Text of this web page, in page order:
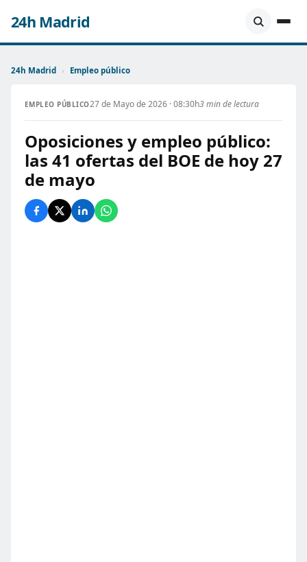
24h Madrid
24h Madrid › Empleo público
EMPLEO PÚBLICO27 de Mayo de 2026 · 08:30h3 min de lectura
Oposiciones y empleo público:
las 41 ofertas del BOE de hoy 27
de mayo